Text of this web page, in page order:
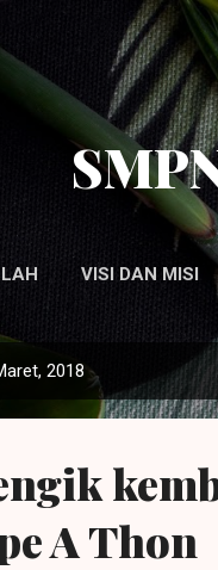
VISI DAN MISI
2018
A Thon